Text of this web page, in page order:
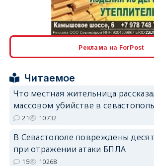
Реклама на ForPost
Читаемое
Что местная жительница
массовом убийстве в
21 10732
В Севастополе повреждены
при отражении атаки БПЛА
15 10268